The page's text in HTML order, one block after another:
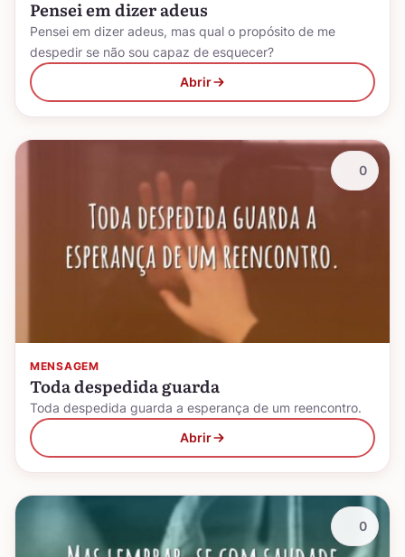
Pensei em dizer adeus
Pensei em dizer adeus, mas qual o propósito de me
despedir se não sou capaz de esquecer?
Abrir
MENSAGEM
Toda despedida guarda
Toda despedida guarda a esperança de um reencontro.
Abrir
0
0